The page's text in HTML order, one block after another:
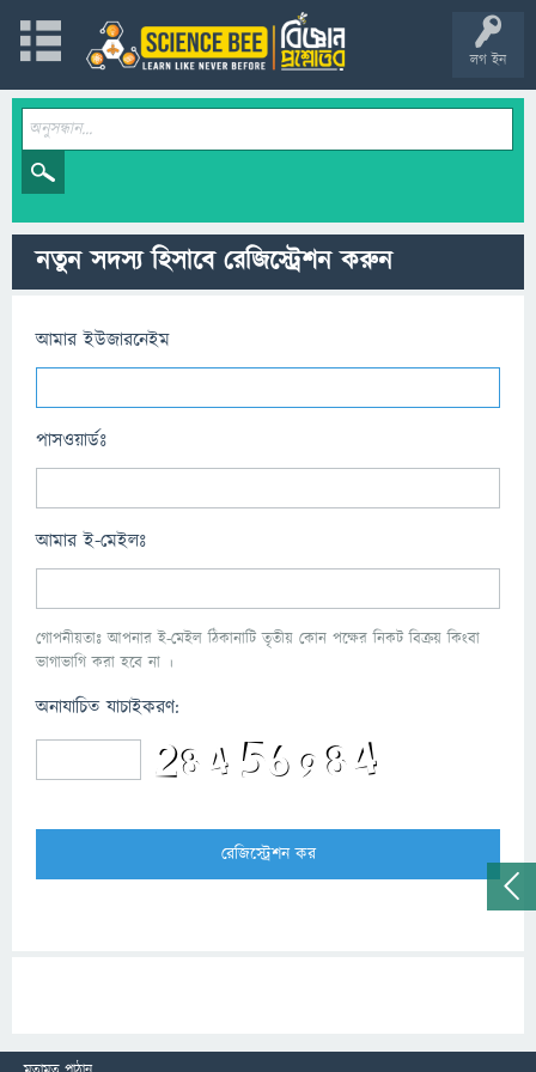
লগ ইন
নতুন সদস্য হিসাবে রেজিস্ট্রেশন করুন
আমার ইউজারনেইম
পাসওয়ার্ডঃ
আমার ই-মেইলঃ
গোপনীয়তাঃ আপনার ই-মেইল ঠিকানাটি তৃতীয় কোন পক্ষের নিকট বিক্রয় কিংবা
ভাগাভাগি করা হবে না ।
অনাযাচিত যাচাইকরণ: